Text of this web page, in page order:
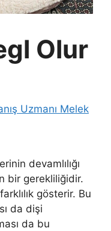
Olur
Uzmanı Melek
devamlılığı
bir gerekliliğidir.
gösterir. Bu
da dişi
da bu